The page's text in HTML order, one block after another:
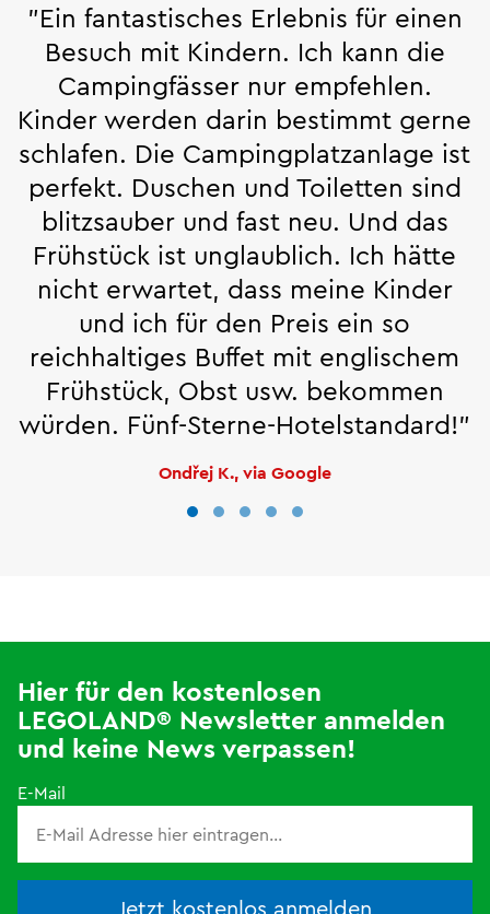
"Ein fantastisches Erlebnis für einen
Besuch mit Kindern. Ich kann die
Campingfässer nur empfehlen.
Kinder werden darin bestimmt gerne
schlafen. Die Campingplatzanlage ist
perfekt. Duschen und Toiletten sind
blitzsauber und fast neu. Und das
Frühstück ist unglaublich. Ich hätte
nicht erwartet, dass meine Kinder
und ich für den Preis ein so
reichhaltiges Buffet mit englischem
Frühstück, Obst usw. bekommen
würden. Fünf-Sterne-Hotelstandard!"
Ondřej K., via Google
Hier für den kostenlosen
LEGOLAND® Newsletter anmelden
und keine News verpassen!
E-Mail
Jetzt kostenlos anmelden